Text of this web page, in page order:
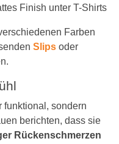
Finish unter T-Shirts
Farben
Slips oder
funktional, sondern
berichten, dass sie
Rückenschmerzen